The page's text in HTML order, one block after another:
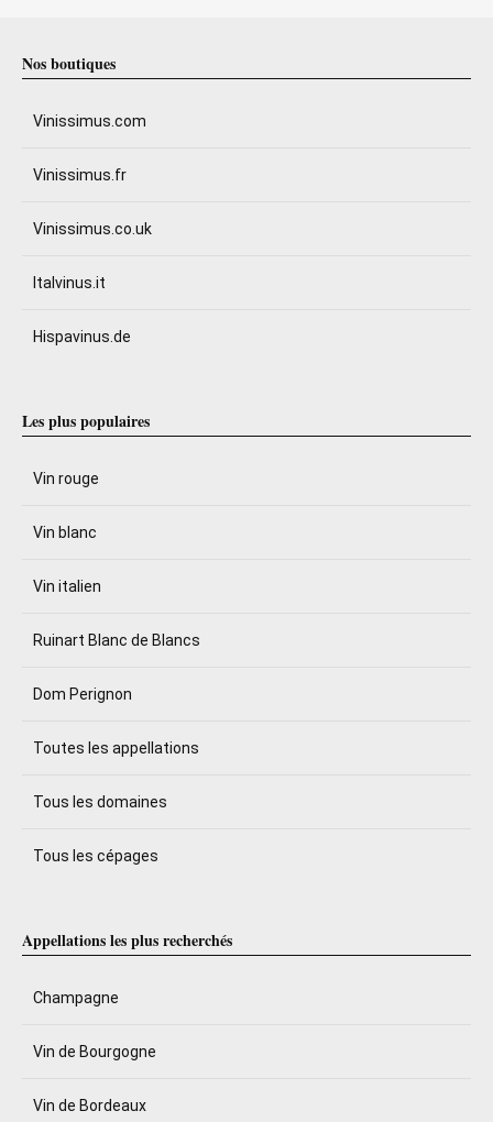
Nos boutiques
Vinissimus.com
Vinissimus.fr
Vinissimus.co.uk
Italvinus.it
Hispavinus.de
Les plus populaires
Vin rouge
Vin blanc
Vin italien
Ruinart Blanc de Blancs
Dom Perignon
Toutes les appellations
Tous les domaines
Tous les cépages
Appellations les plus recherchés
Champagne
Vin de Bourgogne
Vin de Bordeaux